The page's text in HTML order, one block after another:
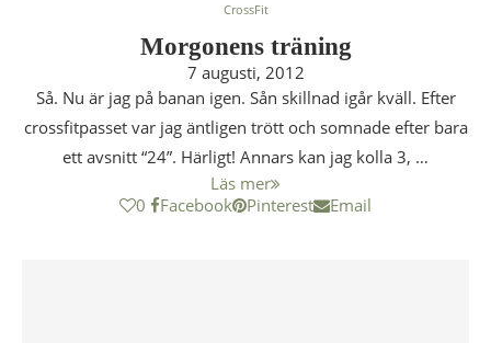
CrossFit
Morgonens träning
7 augusti, 2012
Så. Nu är jag på banan igen. Sån skillnad igår kväll. Efter
crossfitpasset var jag äntligen trött och somnade efter bara
ett avsnitt “24”. Härligt! Annars kan jag kolla 3, …
Läs mer
0
Facebook Pinterest Email